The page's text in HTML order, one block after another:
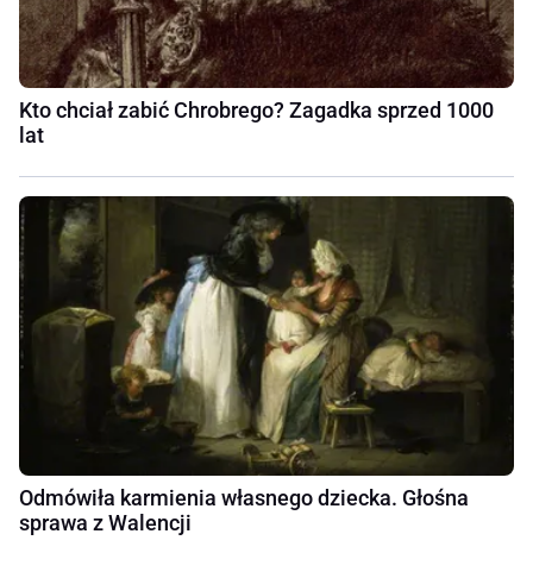
Kto chciał zabić Chrobrego? Zagadka sprzed 1000
lat
Odmówiła karmienia własnego dziecka. Głośna
sprawa z Walencji